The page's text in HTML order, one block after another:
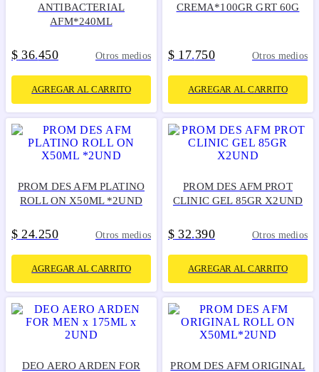
ANTIBACTERIAL
AFM*240ML
$ 36.450 Otros medios
AGREGAR AL CARRITO
CREMA*100GR GRT 60G
$ 17.750 Otros medios
AGREGAR AL CARRITO
PROM DES AFM PLATINO
ROLL ON X50ML *2UND
$ 24.250 Otros medios
AGREGAR AL CARRITO
PROM DES AFM PROT
CLINIC GEL 85GR X2UND
$ 32.390 Otros medios
AGREGAR AL CARRITO
DEO AERO ARDEN FOR
PROM DES AFM ORIGINAL